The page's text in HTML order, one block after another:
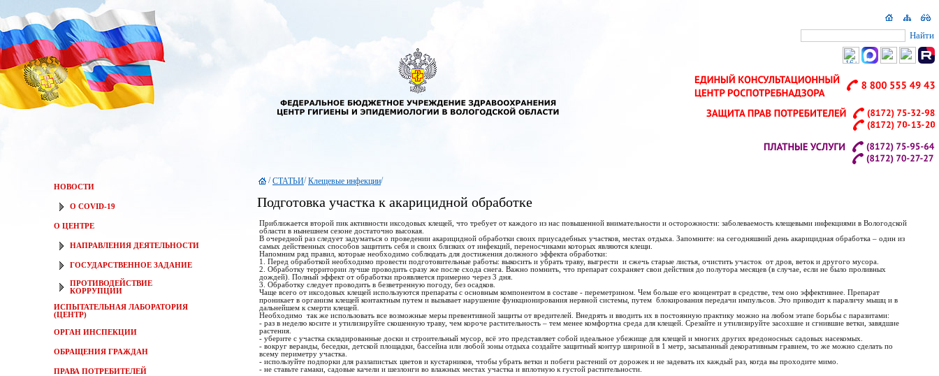
Найти
НОВОСТИ
О COVID-19
О ЦЕНТРЕ
НАПРАВЛЕНИЯ ДЕЯТЕЛЬНОСТИ
ГОСУДАРСТВЕННОЕ ЗАДАНИЕ
ПРОТИВОДЕЙСТВИЕ
КОРРУПЦИИ
ИСПЫТАТЕЛЬНАЯ ЛАБОРАТОРИЯ
(ЦЕНТР)
ОРГАН ИНСПЕКЦИИ
ОБРАЩЕНИЯ ГРАЖДАН
ПРАВА ПОТРЕБИТЕЛЕЙ
/СТАТЬИ/Клещевые инфекции/
Подготовка участка к акарицидной обработке
Приближается второй пик активности иксодовых клещей, что требует от каждого из нас повышенной внимательности и осторожности: заболеваемость клещевыми инфекциями в Вологодской
области в нынешнем сезоне достаточно высокая.
В очередной раз следует задуматься о проведении акарицидной обработки своих приусадебных участков, местах отдыха. Запомните: на сегодняшний день акарицидная обработка – один из
самых действенных способов защитить себя и своих близких от инфекций, переносчиками которых являются клещи.
Напомним ряд правил, которые необходимо соблюдать для достижения должного эффекта обработки:
1. Перед обработкой необходимо провести подготовительные работы: выкосить и убрать траву, выгрести и сжечь старые листья, очистить участок от дров, веток и другого мусора.
2. Обработку территории лучше проводить сразу же после схода снега. Важно помнить, что препарат сохраняет свои действия до полутора месяцев (в случае, если не было проливных
дождей). Полный эффект от обработки проявляется примерно через 3 дня.
3. Обработку следует проводить в безветренную погоду, без осадков.
Чаще всего от иксодовых клещей используются препараты с основным компонентом в составе - переметрином. Чем больше его концентрат в средстве, тем оно эффективнее. Препарат
проникает в организм клещей контактным путем и вызывает нарушение функционирования нервной системы, путем блокирования передачи импульсов. Это приводит к параличу мышц и в
дальнейшем к смерти клещей.
Необходимо так же использовать все возможные меры превентивной защиты от вредителей. Внедрять и вводить их в постоянную практику можно на любом этапе борьбы с паразитами:
- раз в неделю косите и утилизируйте скошенную траву, чем короче растительность – тем менее комфортна среда для клещей. Срезайте и утилизируйте засохшие и сгнившие ветки, завядшие
растения.
- уберите с участка складированные доски и строительный мусор, всё это представляет собой идеальное убежище для клещей и многих других вредоносных садовых насекомых.
- вокруг веранды, беседки, детской площадки, бассейна или любой зоны отдыха создайте защитный контур шириной в 1 метр, засыпанный декоративным гравием, то же можно сделать по
всему периметру участка.
- используйте подпорки для разлапистых цветов и кустарников, чтобы убрать ветки и побеги растений от дорожек и не задевать их каждый раз, когда вы проходите мимо.
- не ставьте гамаки, садовые качели и шезлонги во влажных местах участка и вплотную к густой растительности.